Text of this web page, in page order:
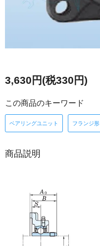
3,630円(税330円)
この商品のキーワード
ベアリングユニット フランジ形
商品説明